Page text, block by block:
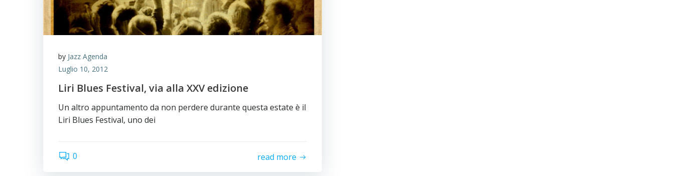
by Jazz Agenda
Luglio 10, 2012
Liri Blues Festival, via alla XXV edizione
Un altro appuntamento da non perdere durante questa estate è il
Liri Blues Festival, uno dei
0 read more